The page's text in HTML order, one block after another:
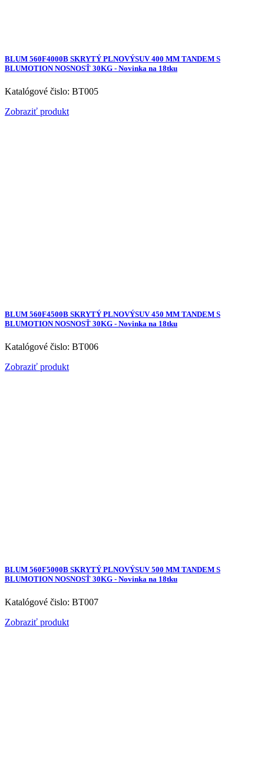
BLUM 560F4000B SKRYTÝ PLNOVÝSUV 400 MM TANDEM S
BLUMOTION NOSNOSŤ 30KG - Novinka na 18tku
Katalógové čislo: BT005
Zobraziť produkt
BLUM 560F4500B SKRYTÝ PLNOVÝSUV 450 MM TANDEM S
BLUMOTION NOSNOSŤ 30KG - Novinka na 18tku
Katalógové čislo: BT006
Zobraziť produkt
BLUM 560F5000B SKRYTÝ PLNOVÝSUV 500 MM TANDEM S
BLUMOTION NOSNOSŤ 30KG - Novinka na 18tku
Katalógové čislo: BT007
Zobraziť produkt